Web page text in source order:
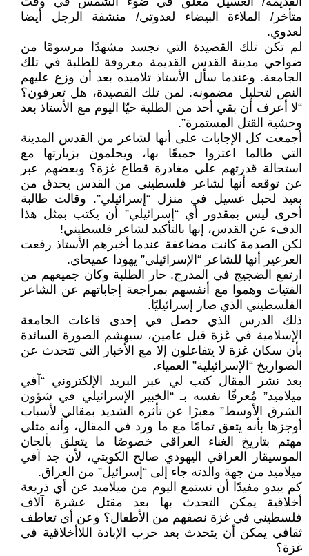
متأخر/ الملاءة البيضاء لعدوتي/ منشفة الرجل أيضا
لعدوي.
لم تكن تلك القصيدة التي تجسد مشهدًا مرسومًا من
ضواحي مدينة القدس القديمة معروفة للطلبة في تلك
الجامعة. وعندما سأل الأستاذ تلاميذه بعد أن وزع عليهم
النص لتحليل مضمونه. لمن تلك القصيدة، هل تعرفون؟
“لا أعرف أن بقي أحد من الطلبة حيّا اليوم مع الأستاذ بعد
وحشية القتل المستمرة”.
أجمعت كل الإجابات على أنها لشاعر من القدس المدينة
التي طالما اعتزوا جميعًا بها، ويحلمون بزيارتها مع
استحالة قدرتهم على مغادرة قطاع غزة؟ وبعضهم عبر
عن توقعه أنها لشاعر فلسطيني من القدس يحدق من
بعيد لحبل غسيل في منزل “إسرائيلي”. وقالت طالبة
أخرى ليس بمقدور أي “إسرائيلي” أن يكتب بمثل هذا
الدفء عن القدس، إنها بالتأكيد لشاعر فلسطيني!
لكن الصدمة كانت مضاعفة عندما أخبرهم الأستاذ رفعت
العرعير أنها للشاعر “الإسرائيلي” يهودا عميحاي.
ارتفع الضجيج في المدرج. حار الطلبة وكان جميعهم من
الفتيات وهموا مع أنفسهم بمراجعة إجاباتهم عن الشاعر
الفلسطيني الذي صار إسرائيليًا.
ذلك الدرس الذي حصل في إحدى قاعات الجامعة
الإسلامية في غزة قبل عامين، سيهشم الصورة السائدة
بأن سكان غزة لا يتفاعلون إلا مع الأخبار التي تتحدث عن
الصواريخ “الإسرائيلية” العمياء.
بعد نشر المقال كتب لي عبر البريد الإلكتروني “آفي
ميلاميد” مُعرفًا نفسه بـ “الخبير الإسرائيلي في شؤون
الشرق الأوسط” معبرًا عن تأثره الشديد بمقالي لأسباب
أوجزها بأنه يتفق تمامًا مع ما ورد في المقال، وأنه مثلي
مهتم بتاريخ الغناء العراقي خصوصًا ما يتعلق بألحان
الموسيقار العراقي اليهودي صالح الكويتي، لأن جد آفي
ميلاميد من جهة والدته جاء إلى “إسرائيل” من العراق.
كم يبدو مفيدًا أن نستمع اليوم من ميلاميد عن أي ذريعة
أخلاقية يمكن التحدث بها بعد مقتل عشرة آلاف
فلسطيني في غزة نصفهم من الأطفال؟ وعن أي تعاطف
ثقافي يمكن أن يتحدث بعد حرب الإبادة اللاأخلاقية في
غزة؟